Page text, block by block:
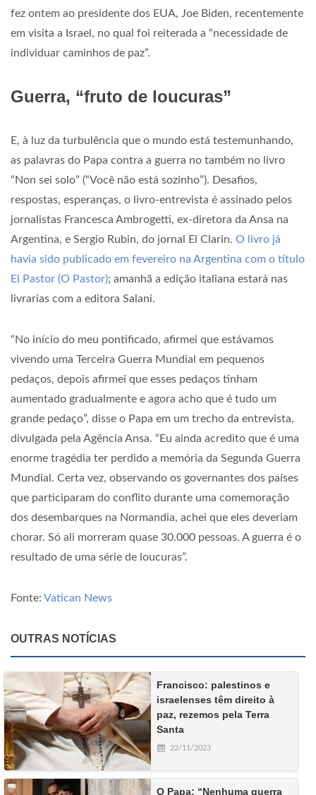
fez ontem ao presidente dos EUA, Joe Biden, recentemente
em visita a Israel, no qual foi reiterada a “necessidade de
individuar caminhos de paz”.
Guerra, “fruto de loucuras”
E, à luz da turbulência que o mundo está testemunhando,
as palavras do Papa contra a guerra no também no livro
“Non sei solo” (“Você não está sozinho”). Desafios,
respostas, esperanças, o livro-entrevista é assinado pelos
jornalistas Francesca Ambrogetti, ex-diretora da Ansa na
Argentina, e Sergio Rubin, do jornal El Clarin. O livro já
havia sido publicado em fevereiro na Argentina com o título
El Pastor (O Pastor); amanhã a edição italiana estará nas
livrarias com a editora Salani.
“No início do meu pontificado, afirmei que estávamos
vivendo uma Terceira Guerra Mundial em pequenos
pedaços, depois afirmei que esses pedaços tinham
aumentado gradualmente e agora acho que é tudo um
grande pedaço”, disse o Papa em um trecho da entrevista,
divulgada pela Agência Ansa. “Eu ainda acredito que é uma
enorme tragédia ter perdido a memória da Segunda Guerra
Mundial. Certa vez, observando os governantes dos países
que participaram do conflito durante uma comemoração
dos desembarques na Normandia, achei que eles deveriam
chorar. Só ali morreram quase 30.000 pessoas. A guerra é o
resultado de uma série de loucuras”.
Fonte: Vatican News
OUTRAS NOTÍCIAS
Francisco: palestinos e
israelenses têm direito à
paz, rezemos pela Terra
Santa
22/11/2023
O Papa: “Nenhuma guerra